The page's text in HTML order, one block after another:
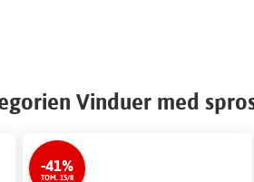
Vinduer med
-41%
TOM. 15/8